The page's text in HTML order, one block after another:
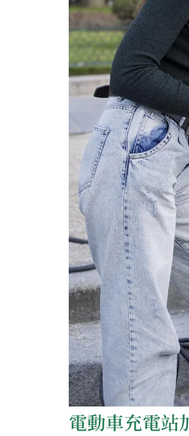
電動車充電站